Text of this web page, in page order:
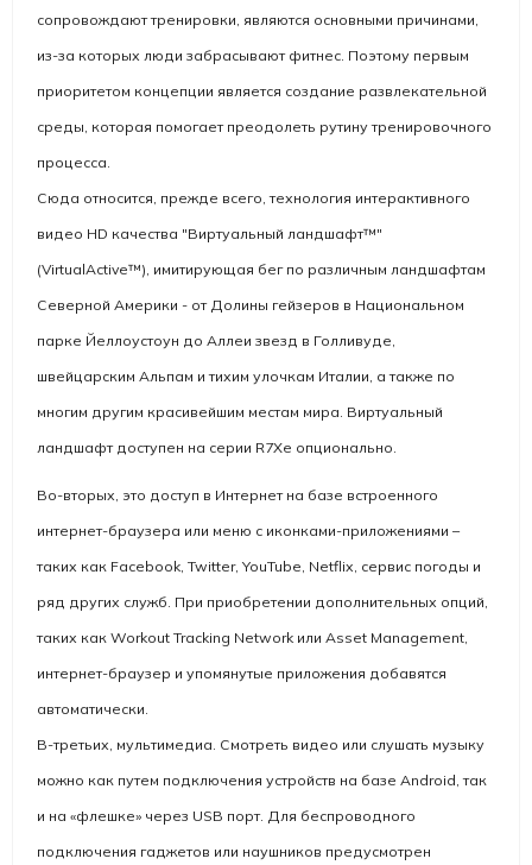
сопровождают тренировки, являются основными причинами,
из-за которых люди забрасывают фитнес. Поэтому первым
приоритетом концепции является создание развлекательной
среды, которая помогает преодолеть рутину тренировочного
процесса.
Сюда относится, прежде всего, технология интерактивного
видео HD качества "Виртуальный ландшафт™"
(VirtualActive™), имитирующая бег по различным ландшафтам
Северной Америки - от Долины гейзеров в Национальном
парке Йеллоустоун до Аллеи звезд в Голливуде,
швейцарским Альпам и тихим улочкам Италии, а также по
многим другим красивейшим местам мира. Виртуальный
ландшафт доступен на серии R7Xe опционально.
Во-вторых, это доступ в Интернет на базе встроенного
интернет-браузера или меню с иконками-приложениями –
таких как Facebook, Twitter, YouTube, Netflix, сервис погоды и
ряд других служб. При приобретении дополнительных опций,
таких как Workout Tracking Network или Asset Management,
интернет-браузер и упомянутые приложения добавятся
автоматически.
В-третьих, мультимедиа. Смотреть видео или слушать музыку
можно как путем подключения устройств на базе Android, так
и на «флешке» через USB порт. Для беспроводного
подключения гаджетов или наушников предусмотрен